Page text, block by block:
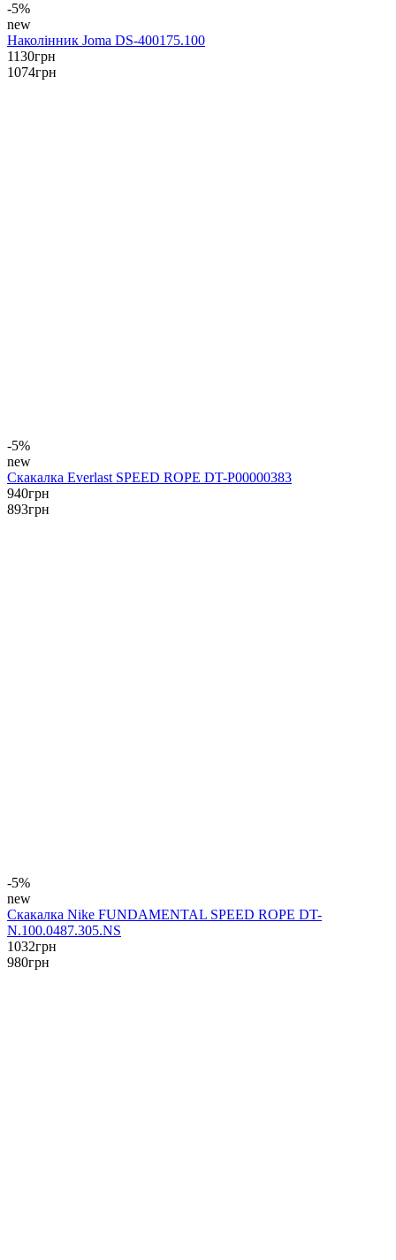
-5%
new
Наколінник Joma DS-400175.100
1130грн
1074грн
-5%
new
Скакалка Everlast SPEED ROPE DT-P00000383
940грн
893грн
-5%
new
Скакалка Nike FUNDAMENTAL SPEED ROPE DT-
N.100.0487.305.NS
1032грн
980грн